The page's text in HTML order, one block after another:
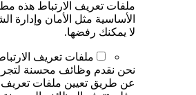
ملفات تعريف الارتباط هذه
الأساسية مثل الأمان وإدارة
لا يمكنك رفضها.
ملفات تعريف الارتباط
نحن نقدم وظائف محسنة
عن طريق تعيين ملفات تعريف